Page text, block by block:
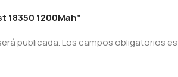
18350 1200Mah”
publicada.Los campos obligatorios